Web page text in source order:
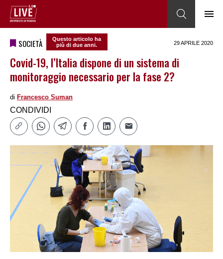
SOCIETÀ
Questo articolo ha
più di due anni.
29 APRILE 2020
Covid-19, l’Italia dispone di un sistema di
monitoraggio necessario per la fase 2?
di Francesco Suman
CONDIVIDI